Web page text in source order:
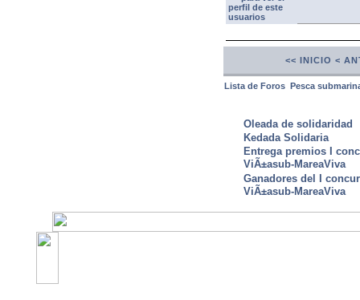
<< INICIO <
Lista de Foros Pesca
Oleada de solidaridad
Kedada Solidaria
Entrega premios I
ViÃ±asub-MareaViva
Ganadores del I
ViÃ±asub-MareaViva